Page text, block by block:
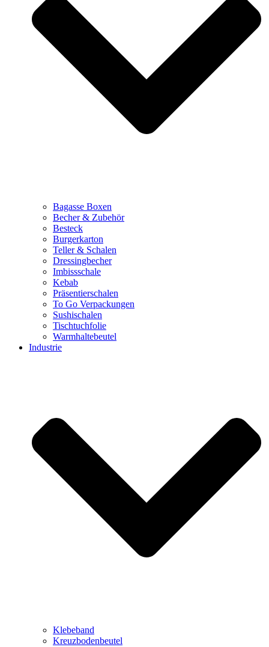
Bagasse Boxen
Becher & Zubehör
Besteck
Burgerkarton
Teller & Schalen
Dressingbecher
Imbissschale
Kebab
Präsentierschalen
To Go Verpackungen
Sushischalen
Tischtuchfolie
Warmhaltebeutel
Industrie
Klebeband
Kreuzbodenbeutel